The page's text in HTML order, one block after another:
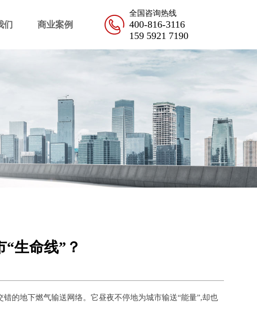
们 商业案例
全国咨询热线
400-816-3116
159 5921 7190
生命线”？
的地下燃气输送网络。它昼夜不停地为城市输送“能量”,却也